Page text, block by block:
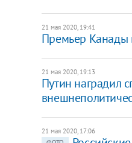
21 мая 2020, 19:41
Премьер Канады
21 мая 2020, 19:13
​Путин наградил
21 мая 2020, 17:06